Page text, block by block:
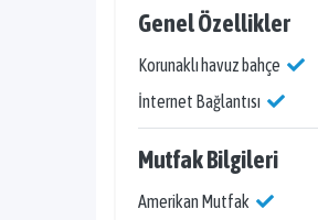
Genel Özellikler
Korunaklı havuz bahçe
İnternet Bağlantısı
Mutfak Bilgileri
Amerikan Mutfak